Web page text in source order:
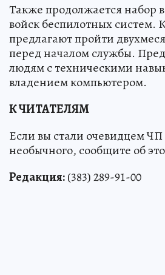
Также продолжается набор
войск беспилотных систем.
предлагают пройти
перед началом службы.
людям с техническими
владением компьютером.
К ЧИТАТЕЛЯМ
Если вы стали очевидцем
необычного, сообщите об
Редакция:(383) 289-91-00